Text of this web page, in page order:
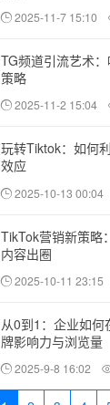
2025-11-7 15:10
TG频道引流艺术
策略
2025-11-2 15:04
玩转Tiktok：如何
效应
2025-10-13 00:04
TikTok营销新策略
内容出圈
2025-10-11 23:15
从0到1：企业如
牌影响力与浏览量
2025-9-8 16:02